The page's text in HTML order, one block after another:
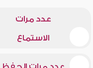
عدد مرات
الاستماع